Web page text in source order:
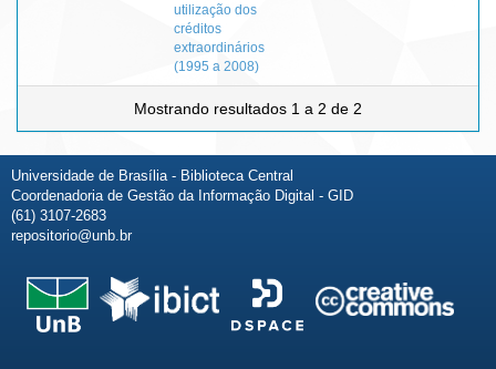
utilização dos
créditos
extraordinários
(1995 a 2008)
Mostrando resultados 1 a 2 de 2
Universidade de Brasília - Biblioteca Central
Coordenadoria de Gestão da Informação Digital - GID
(61) 3107-2683
repositorio@unb.br